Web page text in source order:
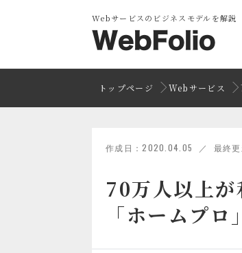
Webサービスのビジネスモデルを解説
トップページ Webサービス
作成日：2020.04.05 ／ 最終更
70万人以上が
「ホームプロ」